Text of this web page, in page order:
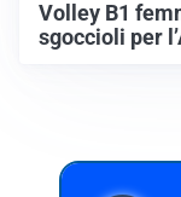
Volley B1
sgoccioli per